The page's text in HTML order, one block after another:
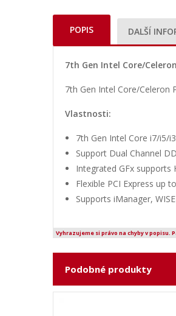
POPIS DALŠÍ
7th Gen Intel Core/
7th Gen Intel Core/Celeron
Vlastnosti:
7th Gen Intel Core i7/i5/
Support Dual Channel
Integrated GFx supports
Flexible PCI Express up
Supports iManager,
Vyhrazujeme si právo na chyby v
Podobné produkty